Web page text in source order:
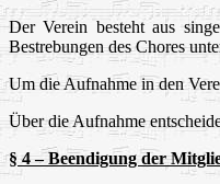
Der Verein besteht aus
Bestrebungen des Chores
Um die Aufnahme in den
Über die Aufnahme
§ 4 – Beendigung der